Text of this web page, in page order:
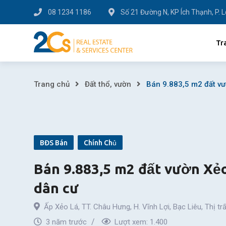
to
08 1234 1186 Số 21 Đường N, KP Ích Thạnh, P.
Bán
đất
vườn
Xẻo
Lá
Trang chủ Đất thổ, vườn Bán 9.883,5 m2 đất
BĐS Bán Chính Chủ
Bán 9.883,5 m2 đất vườn
dân cư
Ấp Xẻo Lá, TT. Châu Hưng, H. Vĩnh Lợi, Bạc Liêu, Thị
3 năm trước
Lượt xem: 1.400